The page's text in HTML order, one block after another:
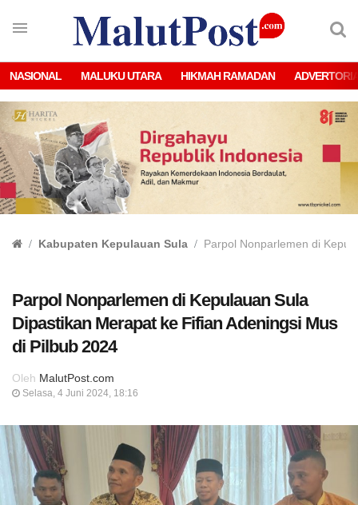
NASIONAL MALUKU UTARA HIKMAH RAMADAN
Kabupaten Kepulauan Sula Parpol Nonparlemen di
Parpol Nonparlemen di Kepulauan Sula
Dipastikan Merapat ke Fifian Adeningsi Mus
di Pilbub 2024
Oleh MalutPost.com
Selasa, 4 Juni 2024, 18:16